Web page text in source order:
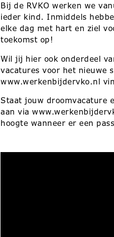
Bij de RVKO werken we
ieder kind. Inmiddels
elke dag met hart en ziel
toekomst op!
Wil jij hier ook onderdeel
vacatures voor het nieuwe
www.werkenbijdervko.nl
Staat jouw droomvacature
aan via
hoogte wanneer er een